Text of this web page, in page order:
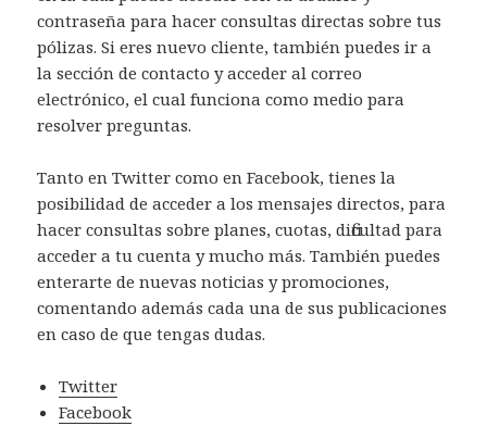
contraseña para hacer consultas directas sobre tus
pólizas. Si eres nuevo cliente, también puedes ir a
la sección de contacto y acceder al correo
electrónico, el cual funciona como medio para
resolver preguntas.
Tanto en Twitter como en Facebook, tienes la
posibilidad de acceder a los mensajes directos, para
hacer consultas sobre planes, cuotas, dificultad para
acceder a tu cuenta y mucho más. También puedes
enterarte de nuevas noticias y promociones,
comentando además cada una de sus publicaciones
en caso de que tengas dudas.
Twitter
Facebook